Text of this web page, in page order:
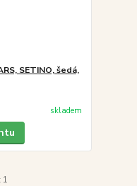
SETINO, šedá,
skladem
1